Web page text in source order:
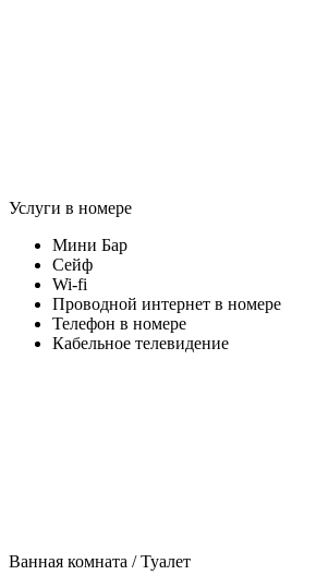
Услуги в номере
Мини Бар
Сейф
Wi-fi
Проводной интернет в номере
Телефон в номере
Кабельное телевидение
Ванная комната / Туалет